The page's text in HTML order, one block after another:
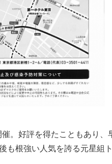
。好評を得たこともあり、
も根強い人気を誇る元星組